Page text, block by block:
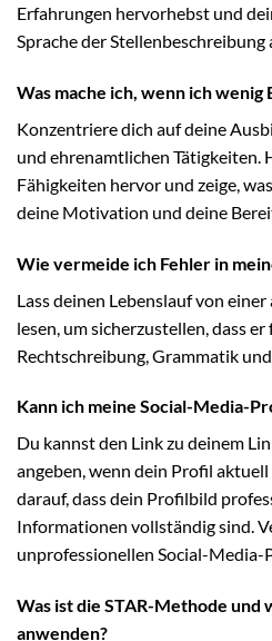
Erfahrungen hervorhebst und
Sprache der Stellenbeschreibung
Was mache ich, wenn ich
Konzentriere dich auf deine
und ehrenamtlichen Tätigkeiten.
Fähigkeiten hervor und zeige,
deine Motivation und deine
Wie vermeide ich Fehler in
Lass deinen Lebenslauf von
lesen, um sicherzustellen, dass
Rechtschreibung, Grammatik
Kann ich meine Social-Media-
Du kannst den Link zu deinem
angeben, wenn dein Profil
darauf, dass dein Profilbild
Informationen vollständig sind.
unprofessionellen Social-Media-
Was ist die STAR-Methode und
anwenden?